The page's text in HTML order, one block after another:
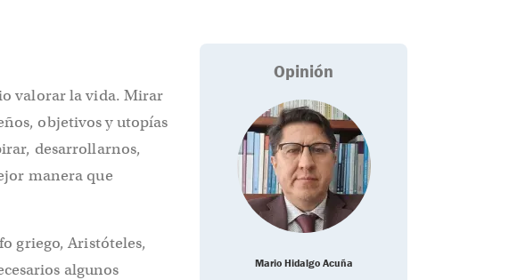
valorar la vida. Mirar
objetivos y utopías
desarrollarnos,
manera que
griego, Aristóteles,
algunos
Opinión
Mario Hidalgo Acuña